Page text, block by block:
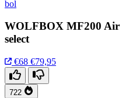
bol
WOLFBOX MF200 Air
select
€68 €79,95
722